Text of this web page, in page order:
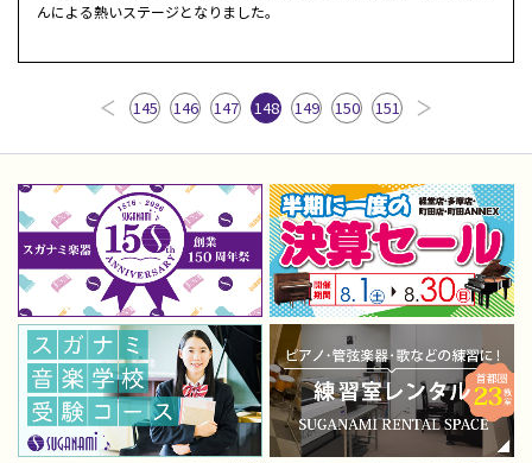
んによる熱いステージとなりました。
145 146 147 148 149 150 151